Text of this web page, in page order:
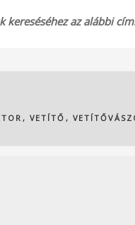
kereséséhez az alábbi
, VETÍTŐ ,